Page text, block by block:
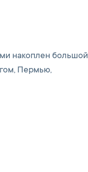
накоплен большой
Пермью,